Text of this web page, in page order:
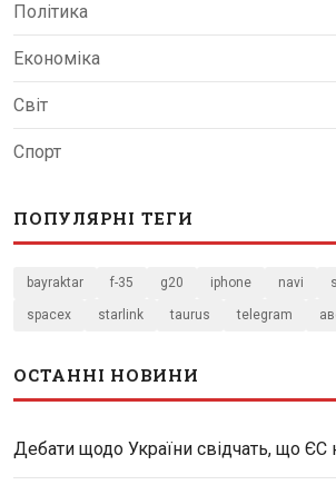
Політика
Економіка
Світ
Спорт
ПОПУЛЯРНІ ТЕГИ
bayraktar f-35 g20 iphone navi
spacex starlink taurus telegram
ОСТАННІ НОВИНИ
Дебати щодо України свідчать, що ЄС